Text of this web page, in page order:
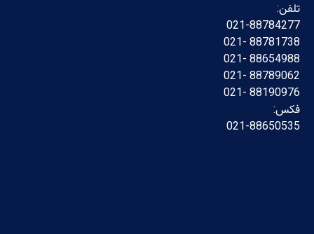
تلفن:
021-88784277
88781738 -021
88654988 -021
88789062 -021
88190976 -021
فکس:
021-88650535